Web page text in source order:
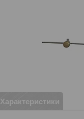
Характеристики